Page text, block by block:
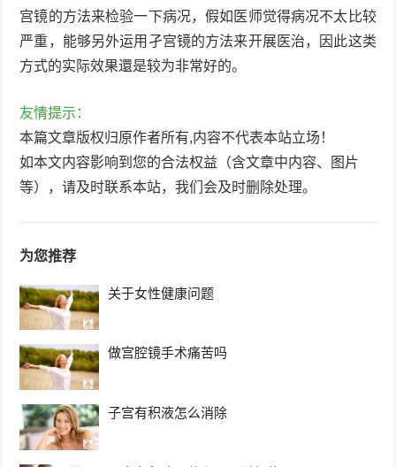
宫镜的方法来检验一下病况，假如医师觉得病况不太比较
严重，能够另外运用孑宫镜的方法来开展医治，因此这类
方式的实际效果還是较为非常好的。
友情提示：
本篇文章版权归原作者所有,内容不代表本站立场！
如本文内容影响到您的合法权益（含文章中内容、图片
等），请及时联系本站，我们会及时删除处理。
为您推荐
关于女性健康问题
做宫腔镜手术痛苦吗
子宫有积液怎么消除